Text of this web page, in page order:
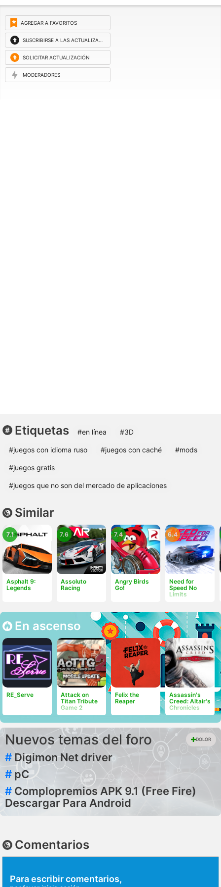
AGREGAR A FAVORITOS
SUSCRIBIRSE A LAS ACTUALIZACIONES
SOLICITAR ACTUALIZACIÓN
MODERADORES
Etiquetas #en línea #3D
#juegos con idioma ruso #juegos con caché #mods
#juegos gratis
#juegos que no son del mercado de aplicaciones
Similar
Asphalt 9:
Legends
7.1
Assoluto
Racing
7.6
Angry Birds
Go!
7.4
Need for
Speed No
Limits
6.4
En ascenso
RE_Serve
Attack on
Titan Tribute
Game 2
Felix the
Reaper
Assassin's
Creed: Altair's
Chronicles
Nuevos temas del foro DOLOR
# Digimon Net driver
# pC
# Complopremios APK 9.1 (Free Fire)
Descargar Para Android
Comentarios
Para escribir comentarios,